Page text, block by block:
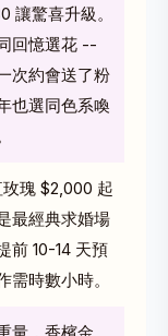
讓驚喜升級。
回憶選花 --
次約會送了粉
也選同色系喚
瑰 $2,000 起
最經典求婚場
前 10-14 天預
需時數小時。